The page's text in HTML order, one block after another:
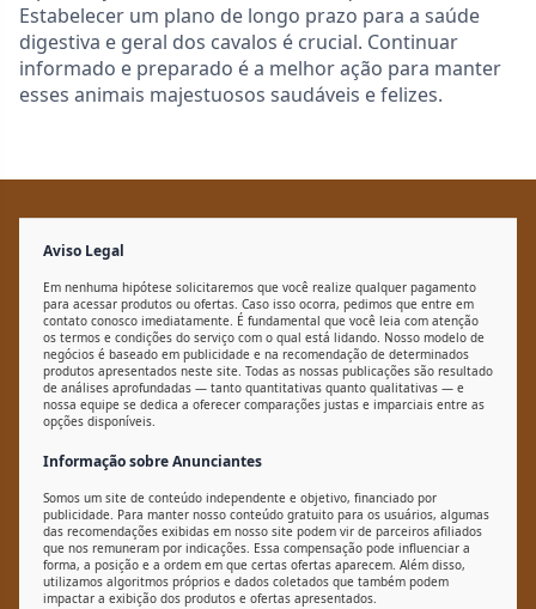
Estabelecer um plano de longo prazo para a saúde
digestiva e geral dos cavalos é crucial. Continuar
informado e preparado é a melhor ação para manter
esses animais majestuosos saudáveis e felizes.
Aviso Legal
Em nenhuma hipótese solicitaremos que você realize qualquer pagamento
para acessar produtos ou ofertas. Caso isso ocorra, pedimos que entre em
contato conosco imediatamente. É fundamental que você leia com atenção
os termos e condições do serviço com o qual está lidando. Nosso modelo de
negócios é baseado em publicidade e na recomendação de determinados
produtos apresentados neste site. Todas as nossas publicações são resultado
de análises aprofundadas — tanto quantitativas quanto qualitativas — e
nossa equipe se dedica a oferecer comparações justas e imparciais entre as
opções disponíveis.
Informação sobre Anunciantes
Somos um site de conteúdo independente e objetivo, financiado por
publicidade. Para manter nosso conteúdo gratuito para os usuários, algumas
das recomendações exibidas em nosso site podem vir de parceiros afiliados
que nos remuneram por indicações. Essa compensação pode influenciar a
forma, a posição e a ordem em que certas ofertas aparecem. Além disso,
utilizamos algoritmos próprios e dados coletados que também podem
impactar a exibição dos produtos e ofertas apresentados.